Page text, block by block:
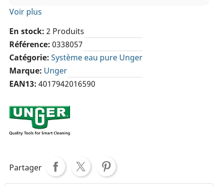
Voir plus
En stock 2 Produits
Référence 0338057
Catégorie Système eau pure Unger
Marque Unger
EAN13 4017942016590
Partager